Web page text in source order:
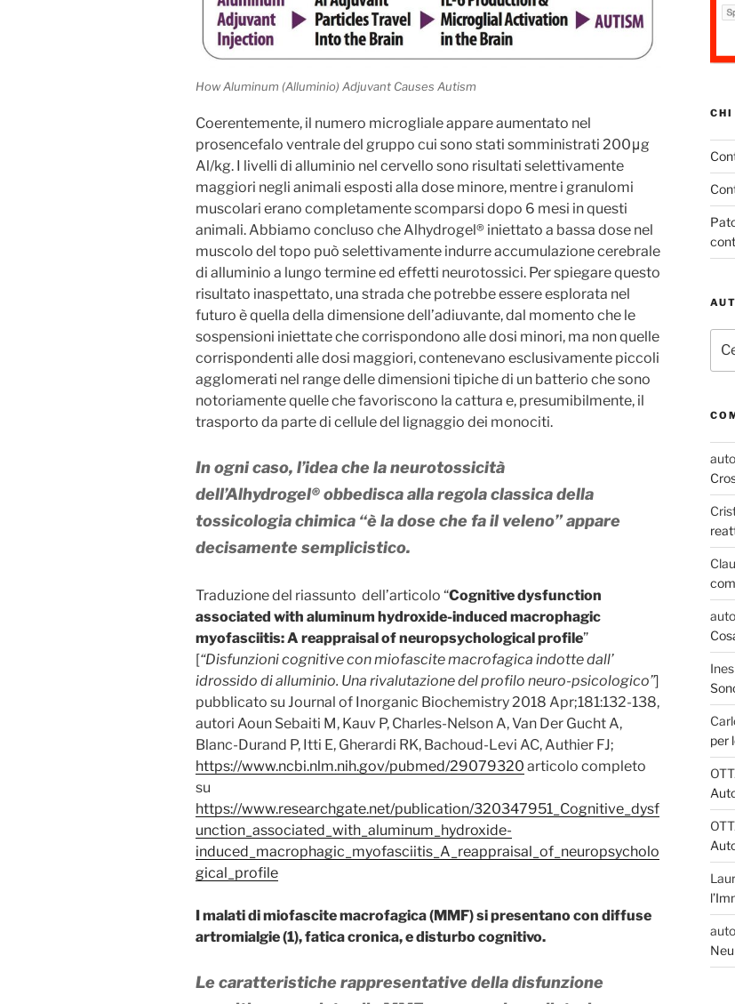
How Aluminum (Alluminio) Adjuvant Causes Autism
Coerentemente, il numero microgliale appare aumentato nel
prosencefalo ventrale del gruppo cui sono stati somministrati 200μg
Al/kg. I livelli di alluminio nel cervello sono risultati selettivamente
maggiori negli animali esposti alla dose minore, mentre i granulomi
muscolari erano completamente scomparsi dopo 6 mesi in questi
animali. Abbiamo concluso che Alhydrogel® iniettato a bassa dose nel
muscolo del topo può selettivamente indurre accumulazione cerebrale
di alluminio a lungo termine ed effetti neurotossici. Per spiegare questo
risultato inaspettato, una strada che potrebbe essere esplorata nel
futuro è quella della dimensione dell’adiuvante, dal momento che le
sospensioni iniettate che corrispondono alle dosi minori, ma non quelle
corrispondenti alle dosi maggiori, contenevano esclusivamente piccoli
agglomerati nel range delle dimensioni tipiche di un batterio che sono
notoriamente quelle che favoriscono la cattura e, presumibilmente, il
trasporto da parte di cellule del lignaggio dei monociti.
In ogni caso, l’idea che la neurotossicità
dell’Alhydrogel® obbedisca alla regola classica della
tossicologia chimica “è la dose che fa il veleno” appare
decisamente semplicistico.
Traduzione del riassunto dell’articolo “Cognitive dysfunction
associated with aluminum hydroxide-induced macrophagic
myofasciitis: A reappraisal of neuropsychological profile”
[“Disfunzioni cognitive con miofascite macrofagica indotte dall’
idrossido di alluminio. Una rivalutazione del profilo neuro-psicologico”]
pubblicato su Journal of Inorganic Biochemistry 2018 Apr;181:132-138,
autori Aoun Sebaiti M, Kauv P, Charles-Nelson A, Van Der Gucht A,
Blanc-Durand P, Itti E, Gherardi RK, Bachoud-Levi AC, Authier FJ;
https://www.ncbi.nlm.nih.gov/pubmed/29079320 articolo completo
su
https://www.researchgate.net/publication/320347951_Cognitive_dysf
unction_associated_with_aluminum_hydroxide-
induced_macrophagic_myofasciitis_A_reappraisal_of_neuropsycholo
gical_profile
I malati di miofascite macrofagica (MMF) si presentano con diffuse
artromialgie (1), fatica cronica, e disturbo cognitivo.
Le caratteristiche rappresentative della disfunzione
per